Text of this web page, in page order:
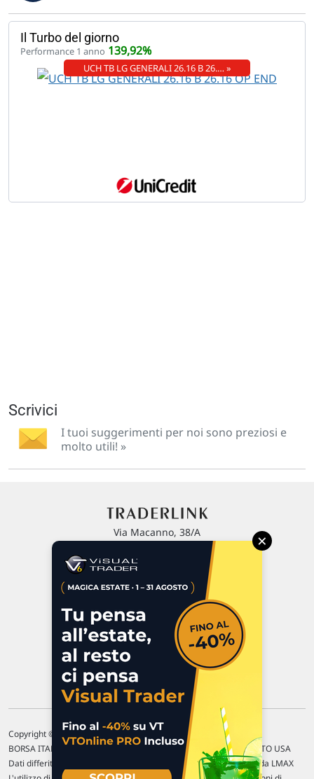
Il Turbo del giorno
Performance 1 anno 139,92%
UCH TB LG GENERALI 26.16 B 26.… »
Scrivici
I tuoi suggerimenti per noi sono preziosi e
molto utili! »
Via Macanno, 38/A
P.IVA 02 452 460 401
Commenti e segnalazioni
Contattaci
Copyright © 1996-2026 Traderlink Italia s.r.l.
BORSA ITALIANA Quotazioni di borsa differite di 15 min. / MERCATO USA
Dati differiti di 15 min. (fonte Intrinio) / FOREX Quotazioni fornite da LMAX
×